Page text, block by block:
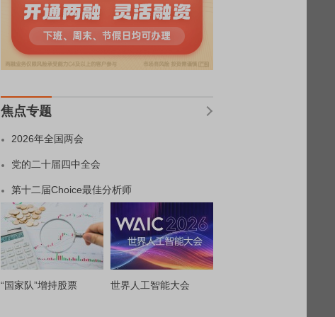
焦点专题
2026年全国两会
党的二十届四中全会
第十二届Choice最佳分析师
“国家队”增持股票 世界人工智能大会